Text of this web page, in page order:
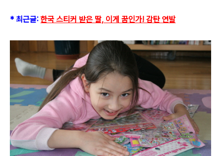
* 최근글: 한국 스티커 받은 딸, 이게 꿈인가! 감탄 연발